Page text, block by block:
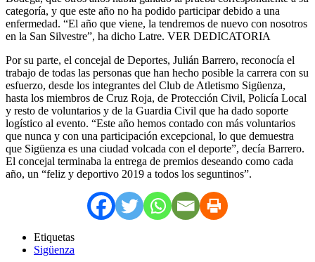
categoría, y que este año no ha podido participar debido a una
enfermedad. “El año que viene, la tendremos de nuevo con nosotros
en la San Silvestre”, ha dicho Latre. VER DEDICATORIA
Por su parte, el concejal de Deportes, Julián Barrero, reconocía el
trabajo de todas las personas que han hecho posible la carrera con su
esfuerzo, desde los integrantes del Club de Atletismo Sigüenza,
hasta los miembros de Cruz Roja, de Protección Civil, Policía Local
y resto de voluntarios y de la Guardia Civil que ha dado soporte
logístico al evento. “Este año hemos contado con más voluntarios
que nunca y con una participación excepcional, lo que demuestra
que Sigüenza es una ciudad volcada con el deporte”, decía Barrero.
El concejal terminaba la entrega de premios deseando como cada
año, un “feliz y deportivo 2019 a todos los seguntinos”.
Etiquetas
Sigüenza